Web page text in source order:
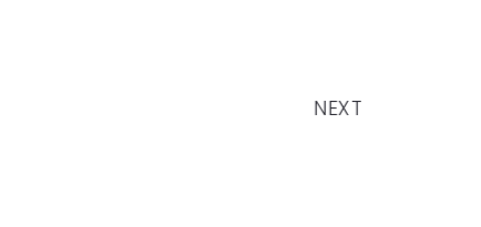
NEXT